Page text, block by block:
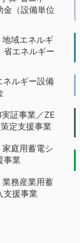
金（設備単位
域エネルギ
省エネルギー
ルギー設備
証事業／ZE
定支援事業
庭用蓄電シ
事業
務産業用蓄
支援事業